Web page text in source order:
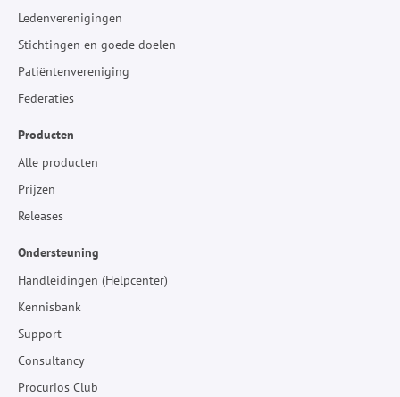
Ledenverenigingen
Stichtingen en goede doelen
Patiëntenvereniging
Federaties
Producten
Alle producten
Prijzen
Releases
Ondersteuning
Handleidingen (Helpcenter)
Kennisbank
Support
Consultancy
Procurios Club